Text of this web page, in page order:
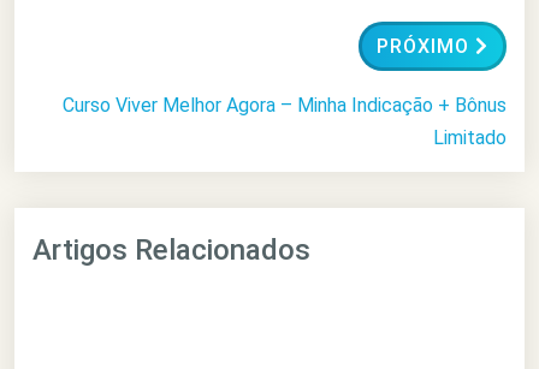
PRÓXIMO
Curso Viver Melhor Agora – Minha Indicação + Bônus
Limitado
Artigos Relacionados